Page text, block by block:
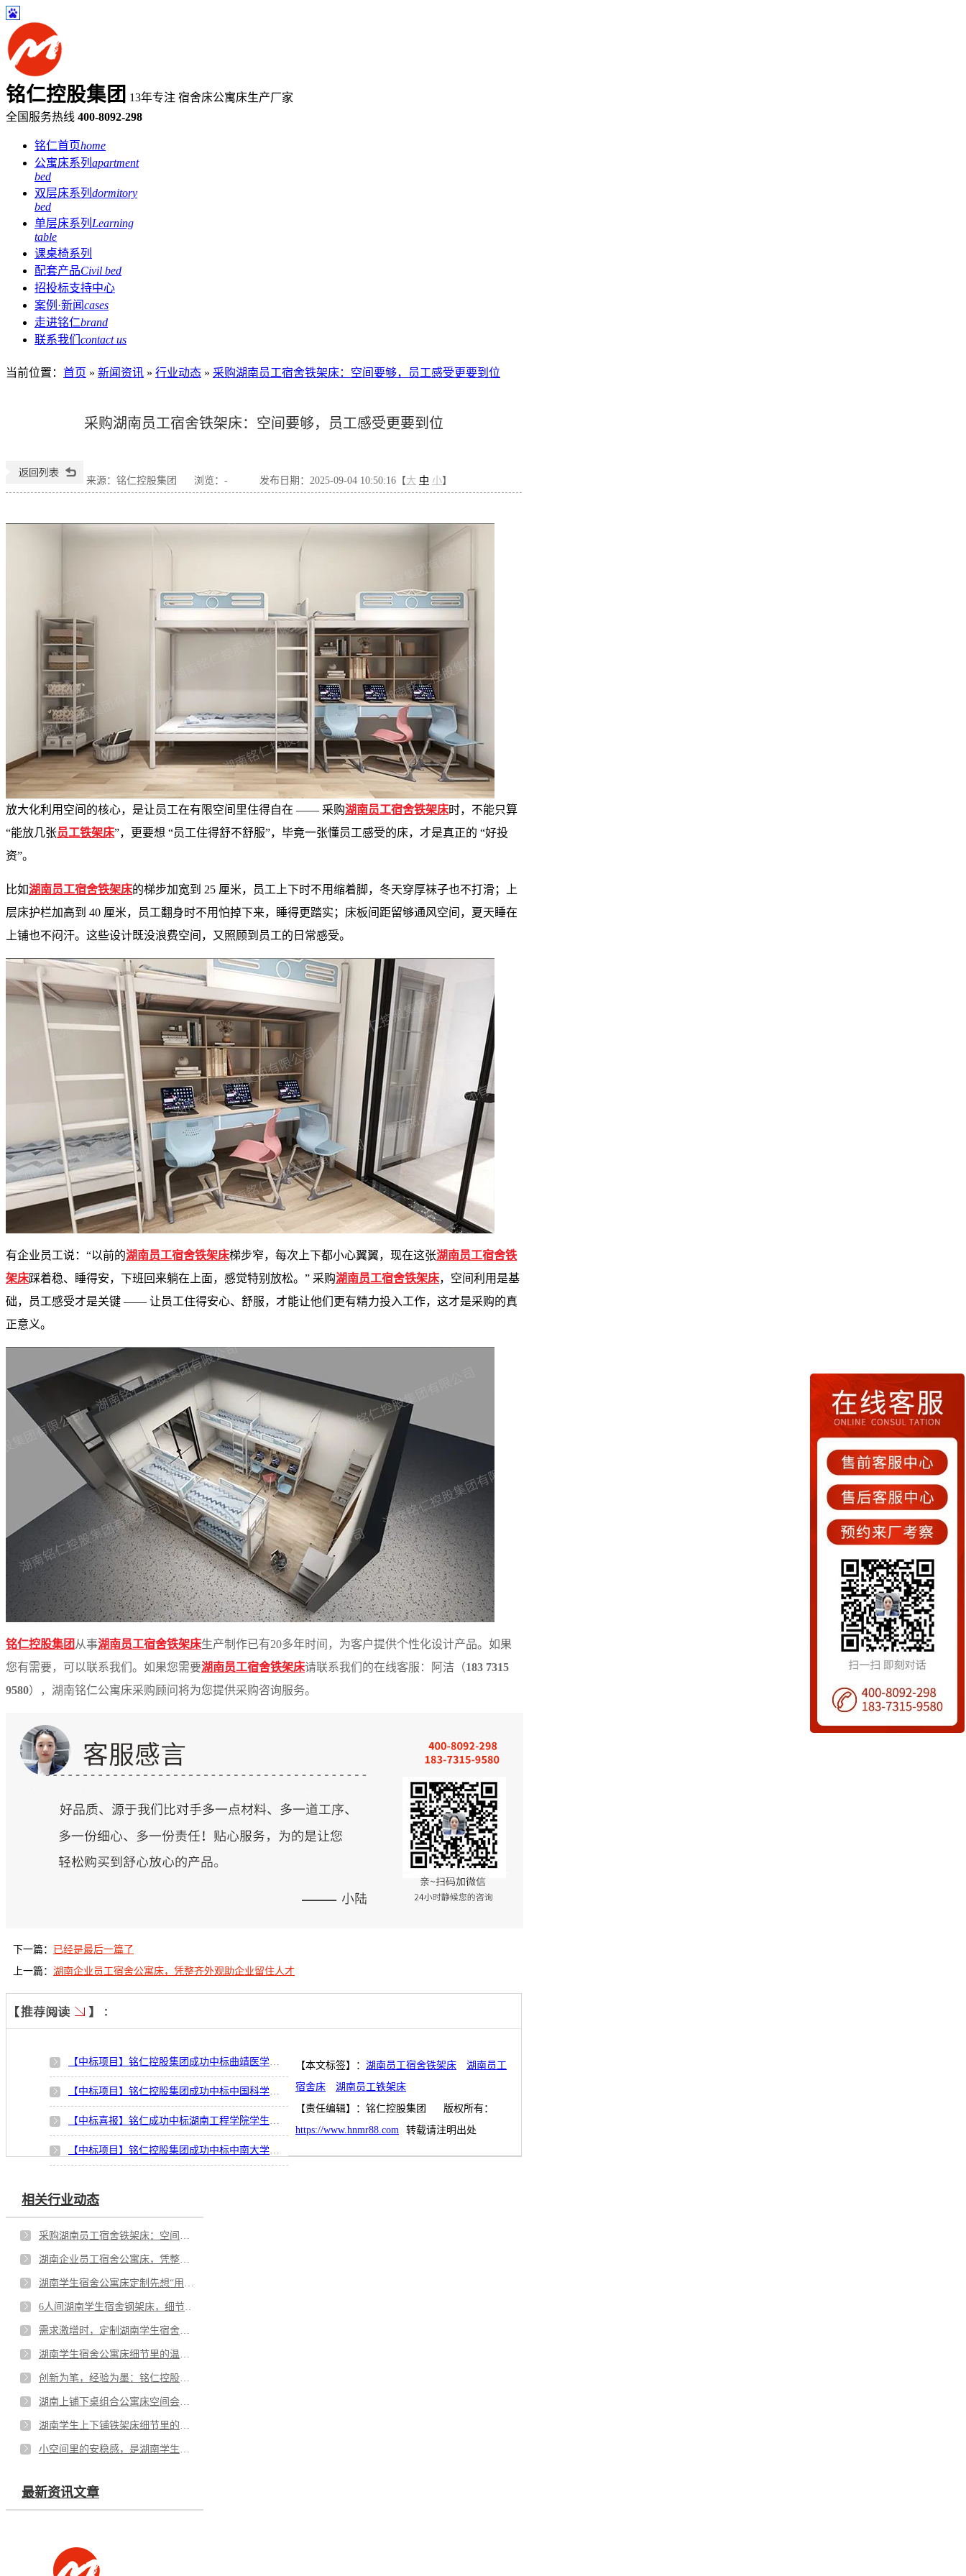
铭仁控股集团 13年专注 宿舍床公寓床生产厂家
全国服务热线 400-8092-298
铭仁首页home
公寓床系列 apartment
bed
双层床系列 dormitory
bed
单层床系列 Learning
table
课桌椅系列
配套产品Civil bed
招投标支持中心
案例·新闻cases
走进铭仁brand
联系我们 contact us
当前位置 ： 首页 » 新闻资讯 » 行业动态 » 采购湖南员工宿舍铁架床：空间要够，员工感受更要到位
采购湖南员工宿舍铁架床：空间要够，员工感受更要到位
来源：铭仁控股集团 浏览： - 发布日期：2025-09-04 10:50:16【大 中 小】
放大化利用空间的核心，是让员工在有限空间里住得自在 —— 采购湖南员工宿舍铁架床时，不能只算
“能放几张员工铁架床”，更要想 “员工住得舒不舒服”，毕竟一张懂员工感受的床，才是真正的 “好投
资”。
比如湖南员工宿舍铁架床的梯步加宽到 25 厘米，员工上下时不用缩着脚，冬天穿厚袜子也不打滑；上
层床护栏加高到 40 厘米，员工翻身时不用怕掉下来，睡得更踏实；床板间距留够通风空间，夏天睡在
上铺也不闷汗。这些设计既没浪费空间，又照顾到员工的日常感受。
有企业员工说：“以前的湖南员工宿舍铁架床梯步窄，每次上下都小心翼翼，现在这张湖南员工宿舍铁
架床踩着稳、睡得安，下班回来躺在上面，感觉特别放松。” 采购湖南员工宿舍铁架床，空间利用是基
础，员工感受才是关键 —— 让员工住得安心、舒服，才能让他们更有精力投入工作，这才是采购的真
正意义。
铭仁控股集团 从事湖南员工宿舍铁架床生产制作已有20多年时间，为客户提供个性化设计产品。如果
您有需要，可以联系我们。如果您需要湖南员工宿舍铁架床请联系我们的在线客服： 阿洁（183 7315
9580） ，湖南铭仁公寓床采购顾问将为您提供采购咨询服务。
下一篇：
已经是最后一篇了
上一篇： 湖南企业员工宿舍公寓床，凭整齐外观助企业留住人才
【中标项目】铭仁控股集团成功中标曲靖医学高等专科学校学生宿舍家具项目
【中标项目】铭仁控股集团成功中标中国科学院合肥物质科学研究院学生公寓床项目
【中标喜报】铭仁成功中标湖南工程学院学生公寓家具改造项目
【中标项目】铭仁控股集团成功中标中南大学学生宿舍家具采购项目
【本文标签】： 湖南员工宿舍铁架床
湖南员工
宿舍床
湖南员工铁架床
【责任编辑】： 铭仁控股集团
版权所有：
https://www.hnmr88.com
转载请注明出处
相关行业动态
最新资讯文章